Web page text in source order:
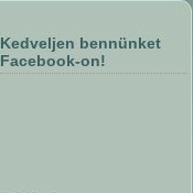
Kedveljen bennünket
Facebook-on!